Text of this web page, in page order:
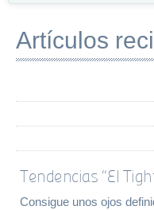
Artículos
Tendencias “El
Consigue unos ojos